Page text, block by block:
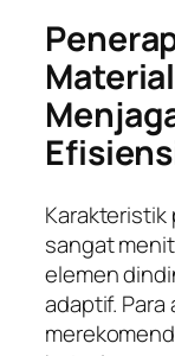
Karakteristik
sangat
elemen
adaptif.